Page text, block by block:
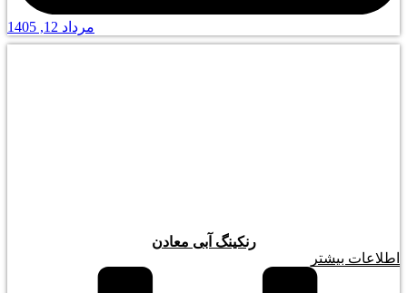
مرداد 12, 1405
رنکینگ آبی معادن
اطلاعات بیشتر